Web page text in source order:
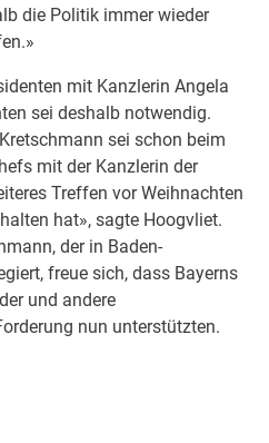
die Politik immer wieder
mit Kanzlerin Angela
sei deshalb notwendig.
sei schon beim
mit der Kanzlerin der
Treffen vor Weihnachten
hat», sagte Hoogvliet.
der in Baden-
freue sich, dass Bayerns
und andere
nun unterstützten.